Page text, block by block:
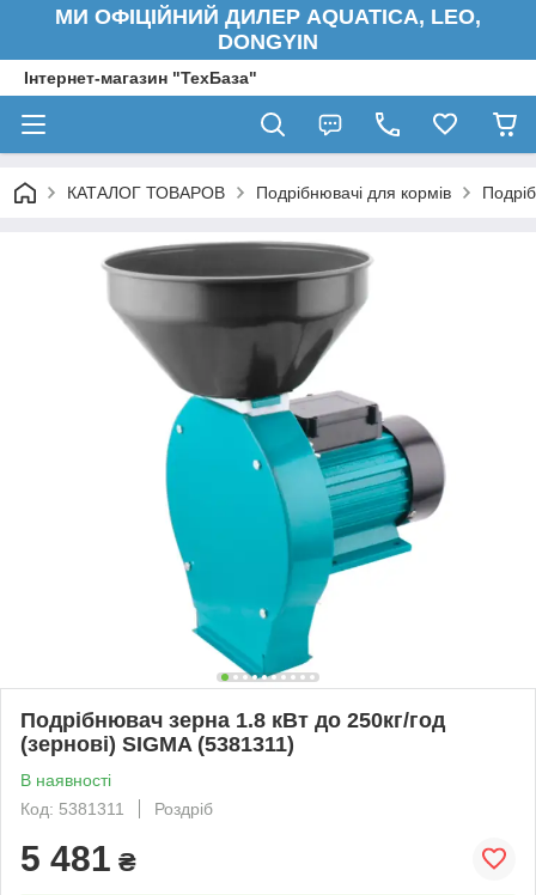
МИ ОФІЦІЙНИЙ ДИЛЕР AQUATICA, LEO,
DONGYIN
Інтернет-магазин "ТехБаза"
КАТАЛОГ ТОВАРОВ Подрібнювачі для кормів
Подрібнювач зерна 1.8 кВт до 250кг/год
(зернові) SIGMA (5381311)
В наявності
Код: 5381311
Роздріб
5 481 ₴